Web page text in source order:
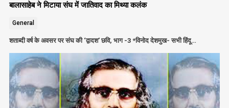
बालासाहेब ने मिटाया संघ में जातिवाद का मिथ्या कलंक
General
शताब्दी वर्ष के अवसर पर संघ की ‘द्वादश’ छवि, भाग -3 *विनोद देशमुख- सभी हिंदू…